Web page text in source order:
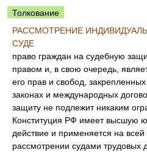
Толкование
РАССМОТРЕНИЕ
СУДЕ
право граждан на судебную
правом и, в свою очередь,
его прав и свобод,
законах и международных
защиту не подлежит никаким
Конституция РФ имеет высшую
действие и применяется на
рассмотрении судами трудовых